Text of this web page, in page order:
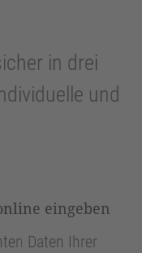
in drei
und
eingeben
Daten Ihrer